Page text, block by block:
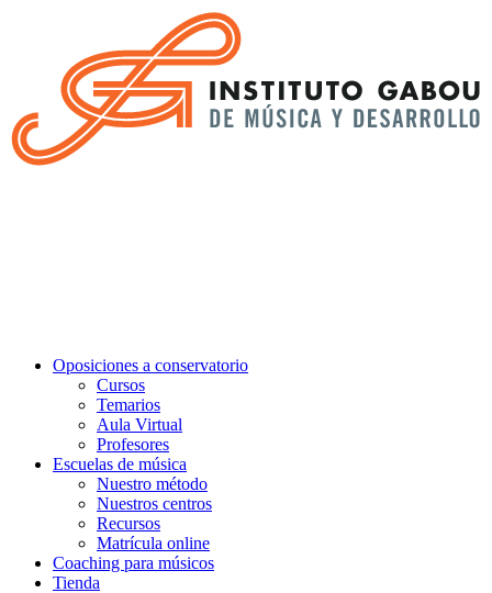
Oposiciones a conservatorio
Cursos
Temarios
Aula Virtual
Profesores
Escuelas de música
Nuestro método
Nuestros centros
Recursos
Matrícula online
Coaching para músicos
Tienda